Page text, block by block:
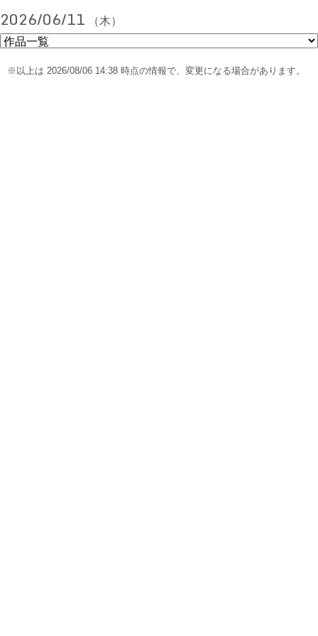
2026/06/11 （木）
※以上は 2026/08/06 14:38 時点の情報で、変更になる場合があります。